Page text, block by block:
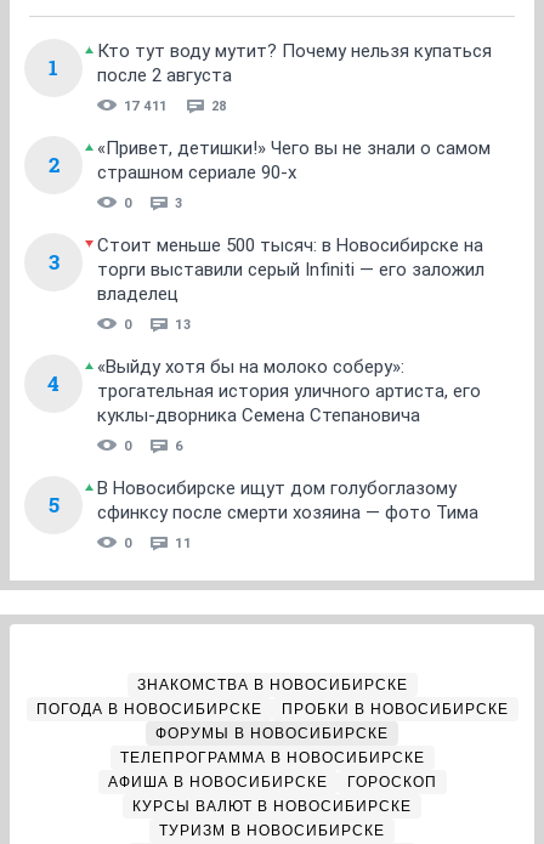
1
Кто тут воду мутит? Почему нельзя купаться
после 2 августа
17 411 28
2
«Привет, детишки!» Чего вы не знали о самом
страшном сериале 90-х
0 3
3
Стоит меньше 500 тысяч: в Новосибирске на
торги выставили серый Infiniti — его заложил
владелец
0 13
4
«Выйду хотя бы на молоко соберу»:
трогательная история уличного артиста, его
куклы-дворника Семена Степановича
0 6
5
В Новосибирске ищут дом голубоглазому
сфинксу после смерти хозяина — фото Тима
0 11
ЗНАКОМСТВА В НОВОСИБИРСКЕ
ПОГОДА В НОВОСИБИРСКЕ
ПРОБКИ В НОВОСИБИРСКЕ
ФОРУМЫ В НОВОСИБИРСКЕ
ТЕЛЕПРОГРАММА В НОВОСИБИРСКЕ
АФИША В НОВОСИБИРСКЕ
ГОРОСКОП
КУРСЫ ВАЛЮТ В НОВОСИБИРСКЕ
ТУРИЗМ В НОВОСИБИРСКЕ